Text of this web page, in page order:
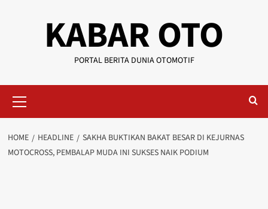
KABAR OTO
PORTAL BERITA DUNIA OTOMOTIF
HOME HEADLINE
SAKHA BUKTIKAN BAKAT BESAR DI KEJURNAS
MOTOCROSS, PEMBALAP MUDA INI SUKSES NAIK PODIUM